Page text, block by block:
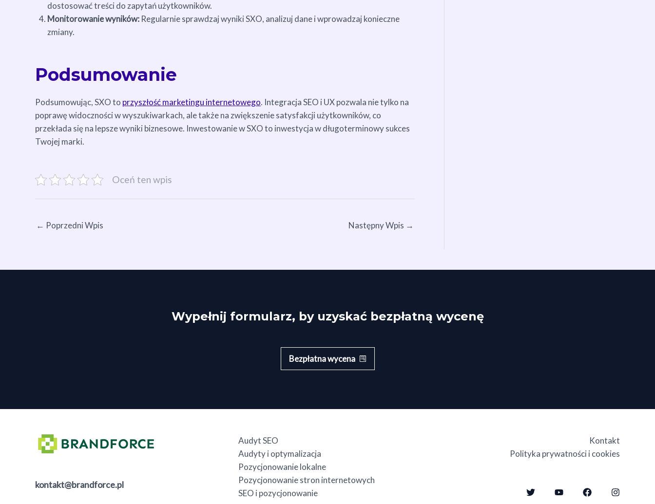
dostosować treści do zapytań użytkowników.
Monitorowanie wyników: Regularnie sprawdzaj wyniki SXO, analizuj dane i wprowadzaj konieczne
zmiany.
Podsumowanie
Podsumowując, SXO to przyszłość marketingu internetowego. Integracja SEO i UX pozwala nie tylko na
poprawę widoczności w wyszukiwarkach, ale także na zwiększenie satysfakcji użytkowników, co
przekłada się na lepsze wyniki biznesowe. Inwestowanie w SXO to inwestycja w długoterminowy sukces
Twojej marki.
Oceń ten wpis
← Poprzedni Wpis Następny Wpis →
Wypełnij formularz, by uzyskać bezpłatną wycenę
Bezpłatna wycena
kontakt@brandforce.pl
Audyt SEO
Audyty i optymalizacja
Pozycjonowanie lokalne
Pozycjonowanie stron internetowych
SEO i pozycjonowanie
Kontakt
Polityka prywatności i cookies